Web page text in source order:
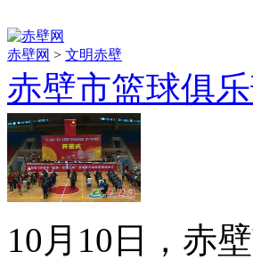
赤壁网 > 文明赤壁
赤壁市篮球俱
10月10日，赤